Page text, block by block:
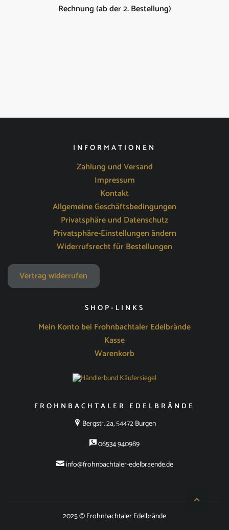
Rechnung (ab der 2. Bestellung)
INFORMATIONEN
Zahlung und Versand
Impressum
Kontakt
Allgemeine Geschäftsbedingungen
Privatsphäre und Datenschutz
Privatsphäre-Einstellungen ändern
Widerrufsrecht für Bestellungen
Vertrag widerrufen
SHOP-LINKS
Mein Konto bei Frohnbachtaler Edelbrände
Kasse
Warenkorb
FROHNBACHTALER EDELBRÄNDE
Bergstr. 2a, 54472 Burgen
06534 940989
info@frohnbachtaler-edelbraende.de
2025 © Frohnbachtaler Edelbrände